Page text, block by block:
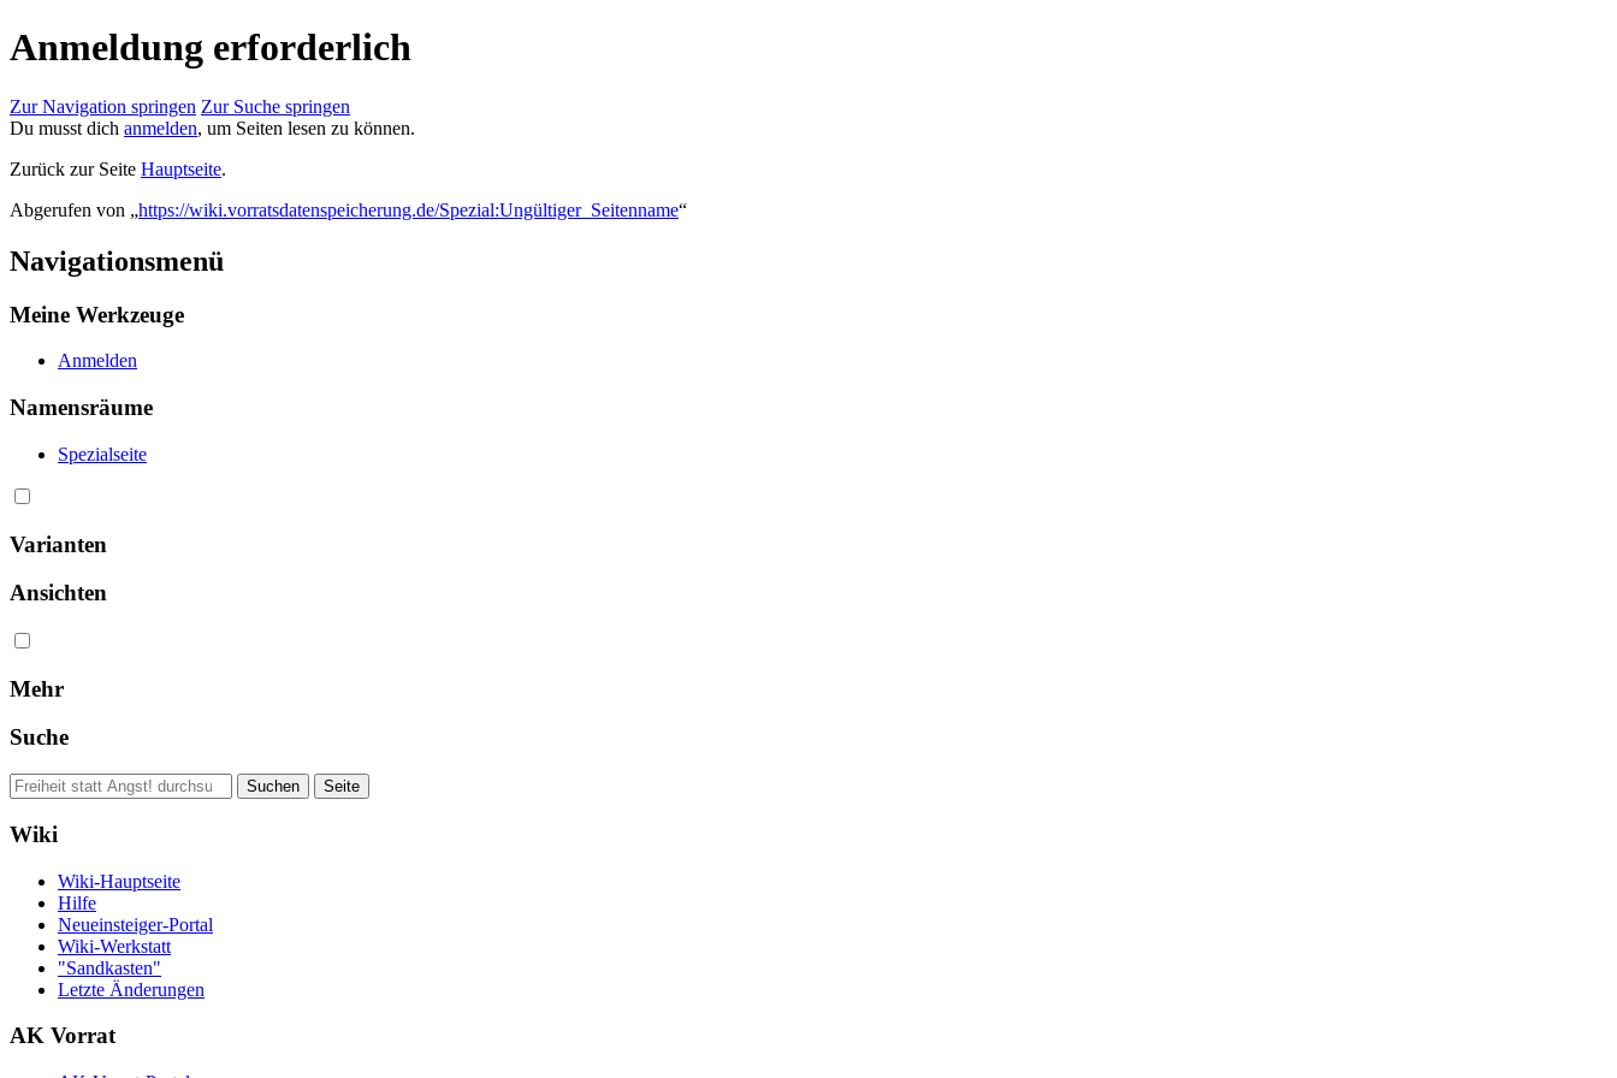
Anmeldung erforderlich
Zur Navigation springen Zur Suche springen
Du musst dich anmelden, um Seiten lesen zu können.
Zurück zur Seite Hauptseite.
Abgerufen von „https://wiki.vorratsdatenspeicherung.de/Spezial:Ungültiger_Seitenname“
Navigationsmenü
Meine Werkzeuge
Anmelden
Namensräume
Spezialseite
Varianten
Ansichten
Mehr
Suche
Wiki
Wiki-Hauptseite
Hilfe
Neueinsteiger-Portal
Wiki-Werkstatt
"Sandkasten"
Letzte Änderungen
AK Vorrat